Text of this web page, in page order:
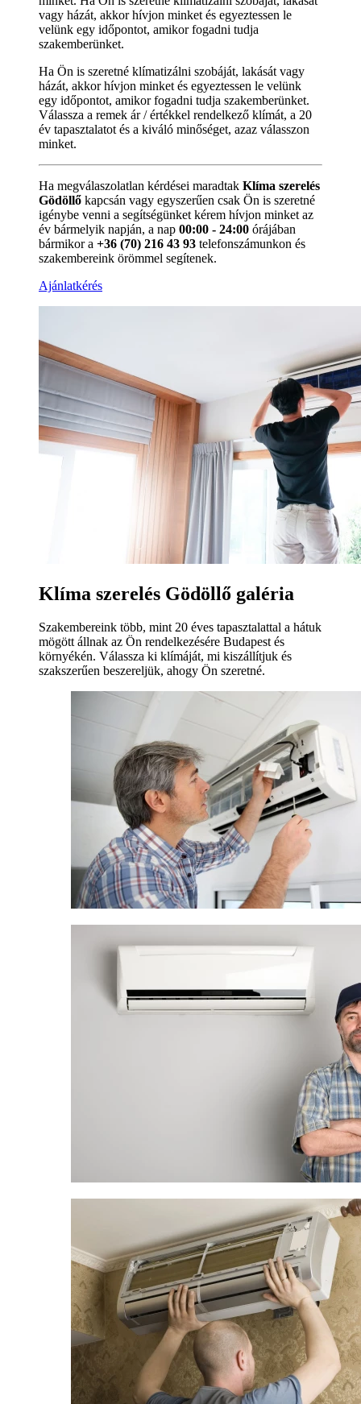
vagy házát, akkor hívjon minket és egyeztessen le
velünk egy időpontot, amikor fogadni tudja
szakemberünket.
Ha Ön is szeretné klímatizálni szobáját, lakását vagy
házát, akkor hívjon minket és egyeztessen le velünk
egy időpontot, amikor fogadni tudja szakemberünket.
Válassza a remek ár / értékkel rendelkező klímát, a 20
év tapasztalatot és a kiváló minőséget, azaz válasszon
minket.
Ha megválaszolatlan kérdései maradtak Klíma szerelés
Gödöllő kapcsán vagy egyszerűen csak Ön is szeretné
igénybe venni a segítségünket kérem hívjon minket az
év bármelyik napján, a nap 00:00 - 24:00 órájában
bármikor a +36 (70) 216 43 93 telefonszámunkon és
szakembereink örömmel segítenek.
Ajánlatkérés
Klíma szerelés Gödöllő galéria
Szakembereink több, mint 20 éves tapasztalattal a hátuk
mögött állnak az Ön rendelkezésére Budapest és
környékén. Válassza ki klímáját, mi kiszállítjuk és
szakszerűen beszereljük, ahogy Ön szeretné.